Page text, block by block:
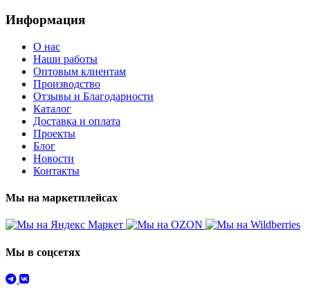
Информация
О нас
Наши работы
Оптовым клиентам
Производство
Отзывы и Благодарности
Каталог
Доставка и оплата
Проекты
Блог
Новости
Контакты
Мы на маркетплейсах
Мы в соцсетях